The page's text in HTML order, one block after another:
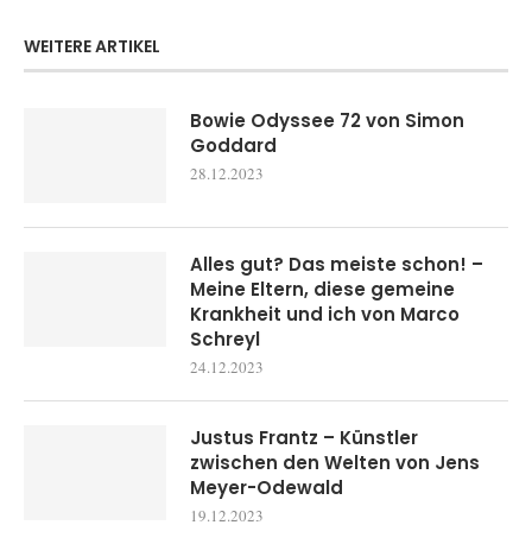
WEITERE ARTIKEL
Bowie Odyssee 72 von Simon
Goddard
28.12.2023
Alles gut? Das meiste schon! –
Meine Eltern, diese gemeine
Krankheit und ich von Marco
Schreyl
24.12.2023
Justus Frantz – Künstler
zwischen den Welten von Jens
Meyer-Odewald
19.12.2023